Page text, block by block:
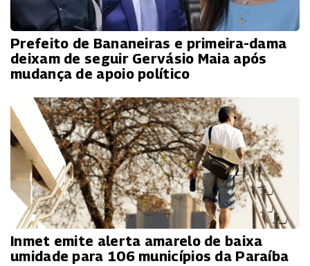
Prefeito de Bananeiras e primeira-dama
deixam de seguir Gervásio Maia após
mudança de apoio político
Inmet emite alerta amarelo de baixa
umidade para 106 municípios da Paraíba